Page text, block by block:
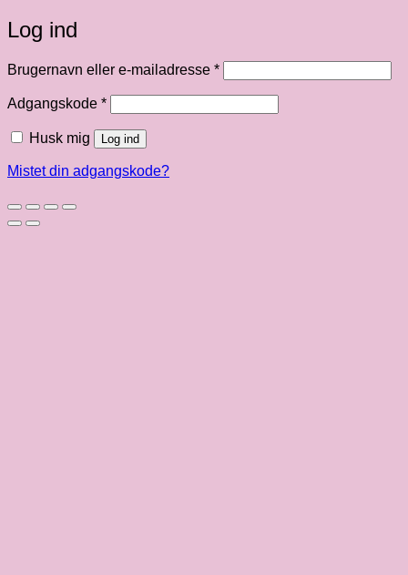
Log ind
Brugernavn eller e-mailadresse *Påkrævet
Adgangskode *Påkrævet
Husk mig Log ind
Mistet din adgangskode?